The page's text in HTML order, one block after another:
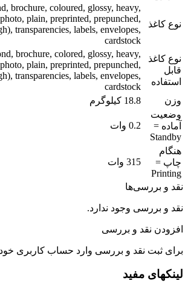
نوع کاغذ
brochure, coloured, glossy, heavy,
plain, preprinted, prepunched,
transparencies, labels, envelopes,
cardstock
نوع کاغذ
قابل
استفاده
brochure, colored, glossy, heavy,
plain, preprinted, prepunched,
transparencies, labels, envelopes,
cardstock
وزن
18.8 کیلوگرم
وضعیت
آماده =
Standby
0.2 وات
هنگام
چاپ =
Printing
315 وات
نقد و بررسی‌ها
نقد و بررسی وجود ندارد.
افزودن نقد و بررسی
برای ثبت نقد و بررسی وارد حساب کاربری
لینکهای مفید